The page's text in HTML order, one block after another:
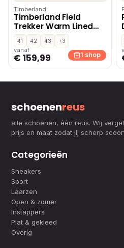
Timberland
Timberland Field
Trekker Warm Lined
hoge sneakers – Geel
41 42 43
+3
vanaf
€ 159,99 1 shop
schoenenreus
alle schoenen, één reus. Wij
prijs en maat zodat jij scherp
Categorieën
Sneakers
Sport
Laarzen
Open & zomer
Instappers
Plat & gekleed
Overig